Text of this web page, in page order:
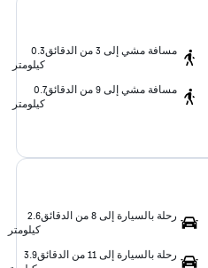
مسافة مشي إلى 3 من الدقائق
0.3
كيلومتر
مسافة مشي إلى 9 من الدقائق
0.7
كيلومتر
رحلة بالسيارة إلى 8 من الدقائق
2.6
كيلومتر
رحلة بالسيارة إلى 11 من الدقائق
3.9